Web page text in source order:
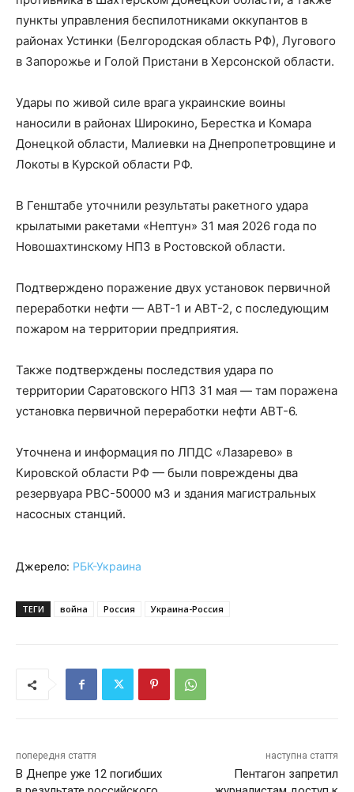
пункты управления беспилотниками оккупантов в
районах Устинки (Белгородская область РФ), Лугового
в Запорожье и Голой Пристани в Херсонской области.
Удары по живой силе врага украинские воины
наносили в районах Широкино, Берестка и Комара
Донецкой области, Малиевки на Днепропетровщине и
Локоты в Курской области РФ.
В Генштабе уточнили результаты ракетного удара
крылатыми ракетами «Нептун» 31 мая 2026 года по
Новошахтинскому НПЗ в Ростовской области.
Подтверждено поражение двух установок первичной
переработки нефти — АВТ-1 и АВТ-2, с последующим
пожаром на территории предприятия.
Также подтверждены последствия удара по
территории Саратовского НПЗ 31 мая — там поражена
установка первичной переработки нефти АВТ-6.
Уточнена и информация по ЛПДС «Лазарево» в
Кировской области РФ — были повреждены два
резервуара РВС-50000 м3 и здания магистральных
насосных станций.
Джерело: РБК-Украина
ТЕГИ война Россия Украина-Россия
попередня стаття
В Днепре уже 12 погибших
наступна стаття
Пентагон запретил